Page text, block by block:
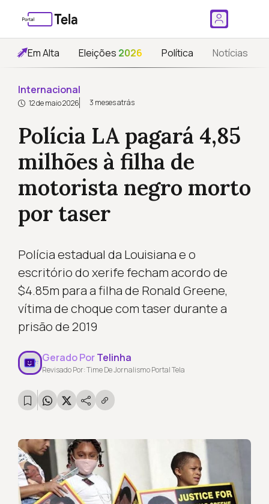
Em Alta Eleições 2026 Política Notícias
Internacional
12 de maio 2026 3 meses atrás
Polícia LA pagará 4,85
milhões à filha de
motorista negro morto
por taser
Polícia estadual da Louisiana e o
escritório do xerife fecham acordo de
$4.85m para a filha de Ronald Greene,
vítima de choque com taser durante a
prisão de 2019
Gerado PorTelinha
Revisado Por: Time De Jornalismo Portal Tela